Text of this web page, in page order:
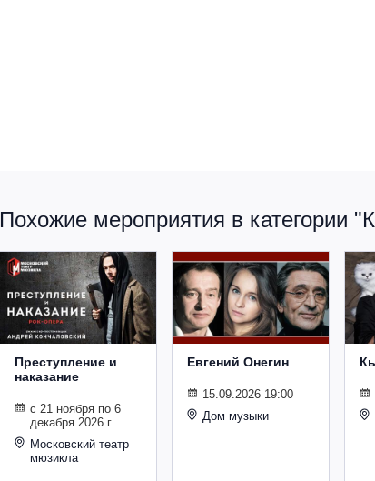
Похожие мероприятия в категории
Преступление и
наказание
с 21 ноября по 6
декабря 2026 г.
Московский театр
мюзикла
Евгений Онегин
15.09.2026 19:00
Дом музыки